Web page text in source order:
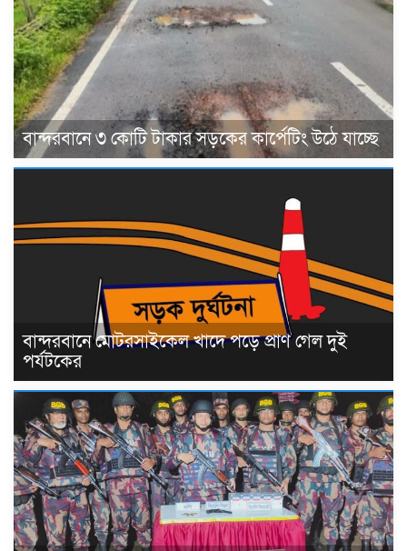
বান্দরবানে ৩ কোটি টাকার সড়কের কার্পেটিং উঠে যাচ্ছে
বান্দরবানে মোটরসাইকেল খাদে পড়ে প্রাণ গেল দুই
পর্যটকের